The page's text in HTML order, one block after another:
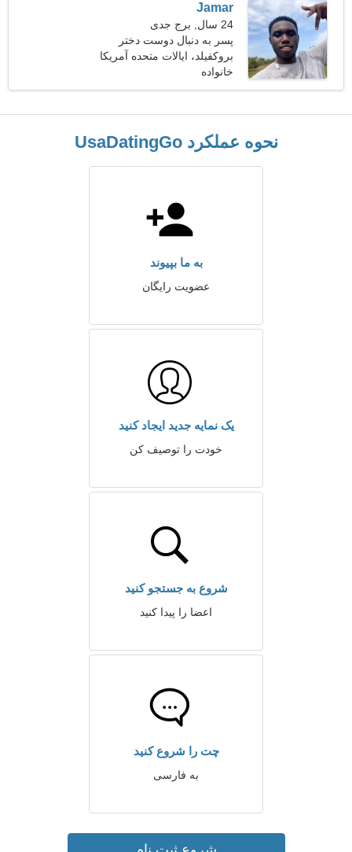
Jamar
24 سال, برج جدی
پسر به دنبال دوست دختر
است 26-31
بروکفیلد، ایالات متحده آمریکا
خانواده
نحوه عملکرد UsaDatingGo
به ما بپیوند
عضویت رایگان
یک نمایه جدید ایجاد کنید
خودت را توصیف کن
شروع به جستجو کنید
اعضا را پیدا کنید
چت را شروع کنید
به فارسی